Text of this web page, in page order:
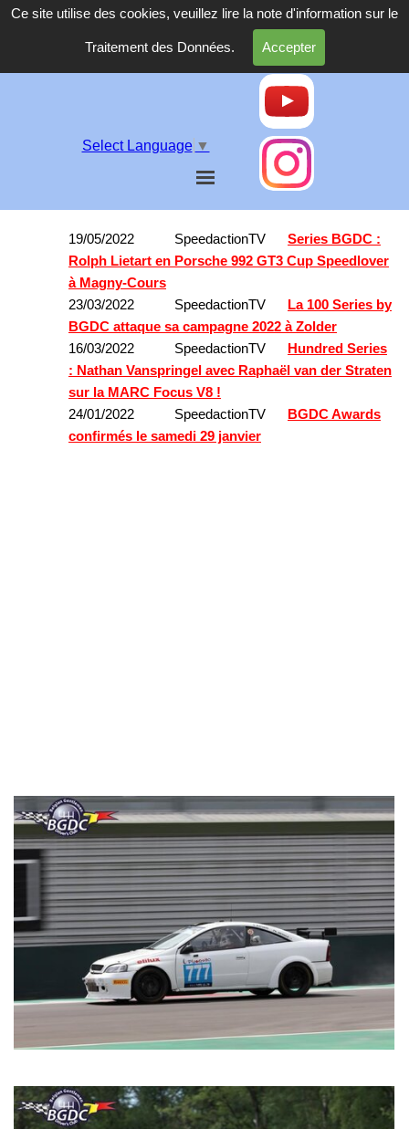
Ce site utilise des cookies, veuillez lire la note d'information sur le
Traitement des Données. Accepter
Select Language ▼
19/05/2022 SpeedactionTV
Series BGDC :
Rolph Lietart en Porsche 992 GT3 Cup Speedlover
à Magny-Cours
23/03/2022 SpeedactionTV
La 100 Series by
BGDC attaque sa campagne 2022 à Zolder
16/03/2022 SpeedactionTV
Hundred Series
: Nathan Vanspringel avec Raphaël van der Straten
sur la MARC Focus V8 !
24/01/2022 SpeedactionTV
BGDC Awards
confirmés le samedi 29 janvier